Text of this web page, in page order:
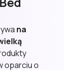
na
oparciu o